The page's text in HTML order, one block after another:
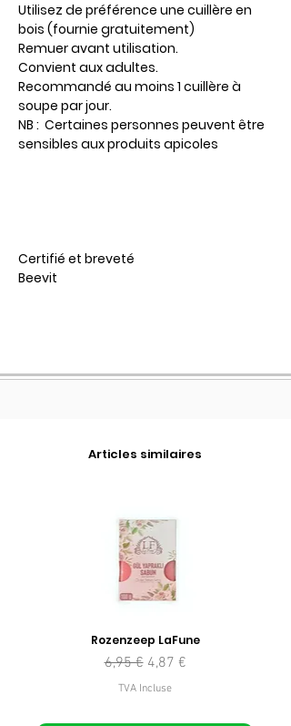
Utilisez de préférence une cuillère en
bois (fournie gratuitement)
Remuer avant utilisation.
Convient aux adultes.
Recommandé au moins 1 cuillère à
soupe par jour.​
NB : Certaines personnes peuvent être
sensibles aux produits apicoles
Certifié et breveté
Beevit
Articles similaires
Rozenzeep LaFune
Prix original
6,95 € Prix promotionnel
4,87 €
TVA Incluse